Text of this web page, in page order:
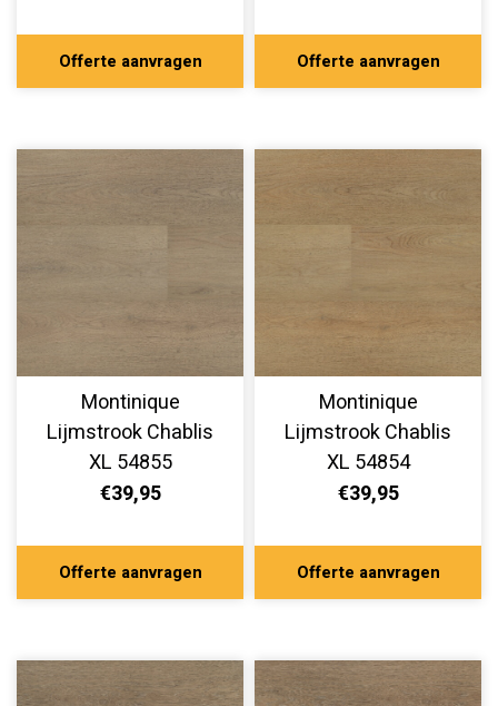
Offerte aanvragen Offerte aanvragen
Montinique
Lijmstrook Chablis
XL 54855
€39,95
Offerte aanvragen
Montinique
Lijmstrook Chablis
XL 54854
€39,95
Offerte aanvragen